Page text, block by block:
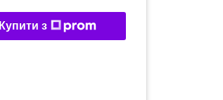
Купити з